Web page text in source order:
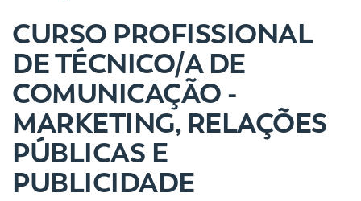
CURSO PROFISSIONAL
DE TÉCNICO/A DE
COMUNICAÇÃO -
MARKETING, RELAÇÕES
PÚBLICAS E
PUBLICIDADE